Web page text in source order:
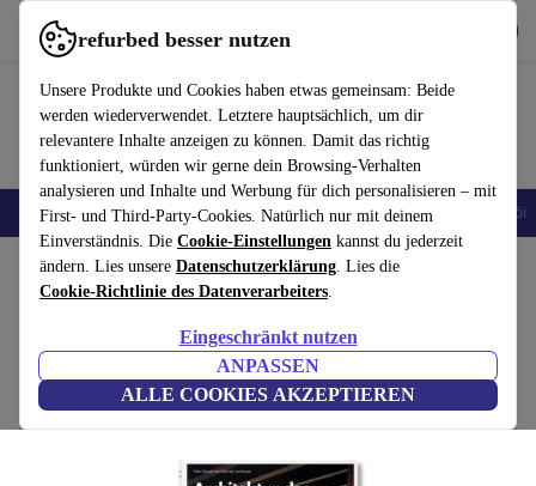
refurbed besser nutzen
Unsere Produkte und Cookies haben etwas gemeinsam: Beide
werden wiederverwendet. Letztere hauptsächlich, um dir
relevantere Inhalte anzeigen zu können. Damit das richtig
funktioniert, würden wir gerne dein Browsing-Verhalten
analysieren und Inhalte und Werbung für dich personalisieren – mit
First- und Third-Party-Cookies. Natürlich nur mit deinem
Einverständnis. Die Cookie-Einstellungen kannst du jederzeit
ändern. Lies unsere Datenschutzerklärung. Lies die
Cookie-Richtlinie des Datenverarbeiters.
Eingeschränkt nutzen
ANPASSEN
ALLE COOKIES AKZEPTIEREN
refurbed schnell und einfach nutzen
🎒 Back to school Handys Laptops Tablets Smartwatches Zubehör
Home Produkte Haushalt Möbel
Architektur des 20. Jahrhunderts
Weiß
(Bewertungen werden gesammelt)